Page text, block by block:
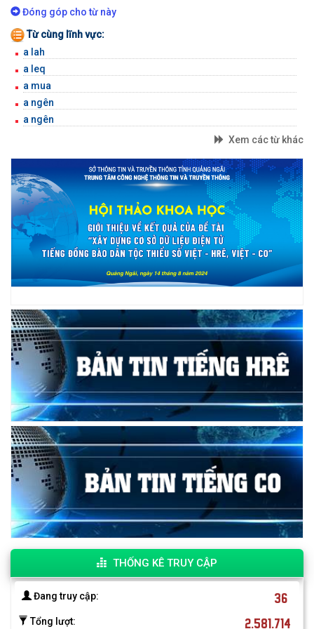
BỘ GÕ
Đóng góp cho từ này
Từ cùng lĩnh vực:
a lah
a leq
a mua
a ngên
a ngên
Xem các từ khác
THỐNG KÊ TRUY CẬP
36
Đang truy cập:
2.581.714
Tổng lượt: